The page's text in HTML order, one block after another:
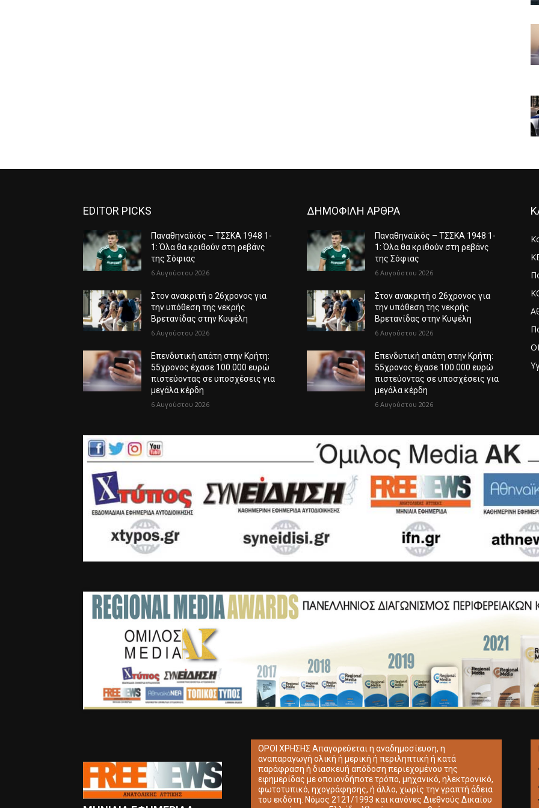
EDITOR PICKS
Παναθηναϊκός – ΤΣΣΚΑ 1948 1-
1: Όλα θα κριθούν στη ρεβάνς
της Σόφιας
6 Αυγούστου 2026
Στον ανακριτή ο 26χρονος για
την υπόθεση της νεκρής
Βρετανίδας στην Κυψέλη
6 Αυγούστου 2026
Επενδυτική απάτη στην Κρήτη:
55χρονος έχασε 100.000 ευρώ
πιστεύοντας σε υποσχέσεις για
μεγάλα κέρδη
6 Αυγούστου 2026
ΔΗΜΟΦΙΛΗ ΑΡΘΡΑ
Παναθηναϊκός – ΤΣΣΚΑ 1948 1-
1: Όλα θα κριθούν στη ρεβάνς
της Σόφιας
6 Αυγούστου 2026
Στον ανακριτή ο 26χρονος για
την υπόθεση της νεκρής
Βρετανίδας στην Κυψέλη
6 Αυγούστου 2026
Επενδυτική απάτη στην Κρήτη:
55χρονος έχασε 100.000 ευρώ
πιστεύοντας σε υποσχέσεις για
μεγάλα κέρδη
6 Αυγούστου 2026
ΟΡΟΙ ΧΡΗΣΗΣ Απαγορεύεται η αναδημοσίευση, η
αναπαραγωγή ολική ή μερική ή περιληπτική ή κατά
παράφραση ή διασκευή απόδοση περιεχομένου της
εφημερίδας με οποιονδήποτε τρόπο, μηχανικό, ηλεκτρονικό,
φωτοτυπικό, ηχογράφησης, ή άλλο, χωρίς την γραπτή άδεια
του εκδότη. Νόμος 2121/1993 και κανόνες Διεθνούς Δικαίου